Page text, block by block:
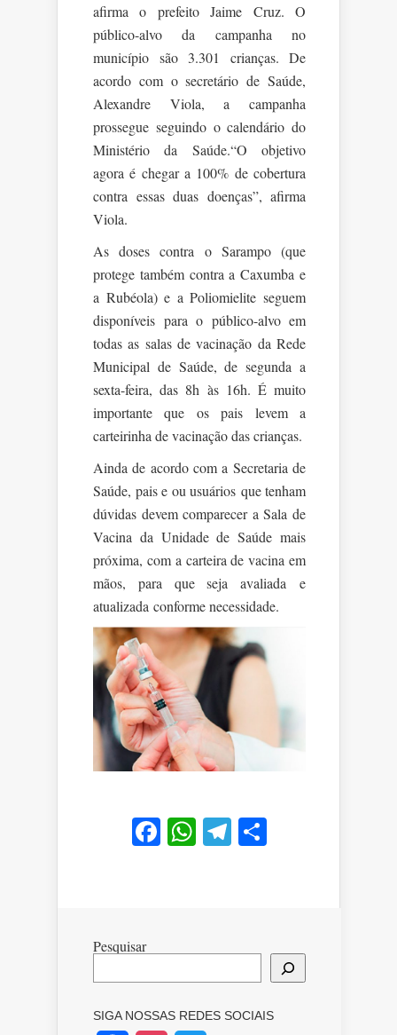
afirma o prefeito Jaime Cruz. O
público-alvo da campanha no
município são 3.301 crianças. De
acordo com o secretário de Saúde,
Alexandre Viola, a campanha
prossegue seguindo o calendário do
Ministério da Saúde.“O objetivo
agora é chegar a 100% de cobertura
contra essas duas doenças”, afirma
Viola.
As doses contra o Sarampo (que
protege também contra a Caxumba e
a Rubéola) e a Poliomielite seguem
disponíveis para o público-alvo em
todas as salas de vacinação da Rede
Municipal de Saúde, de segunda a
sexta-feira, das 8h às 16h. É muito
importante que os pais levem a
carteirinha de vacinação das crianças.
Ainda de acordo com a Secretaria de
Saúde, pais e ou usuários que tenham
dúvidas devem comparecer a Sala de
Vacina da Unidade de Saúde mais
próxima, com a carteira de vacina em
mãos, para que seja avaliada e
atualizada conforme necessidade.
Facebook
WhatsApp
Telegram
Pesquisar
SIGA NOSSAS REDES SOCIAIS